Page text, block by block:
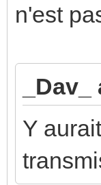
n'est
Y